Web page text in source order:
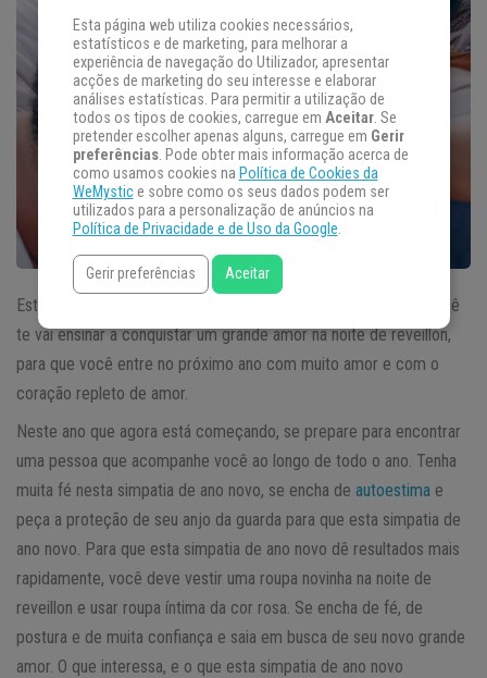
Esta
que damos a conhecer agora a você
te vai ensinar a conquistar um grande amor na noite de reveillon,
para que você entre no próximo ano com muito amor e com o
coração repleto de amor.
Neste ano que agora está começando, se prepare para encontrar
uma pessoa que acompanhe você ao longo de todo o ano. Tenha
muita fé nesta simpatia de ano novo, se encha de autoestima e
peça a proteção de seu anjo da guarda para que esta simpatia de
ano novo. Para que esta simpatia de ano novo dê resultados mais
rapidamente, você deve vestir uma roupa novinha na noite de
reveillon e usar roupa íntima da cor rosa. Se encha de fé, de
postura e de muita confiança e saia em busca de seu novo grande
amor. O que interessa, e o que esta simpatia de ano novo
Esta página web utiliza cookies necessários,
estatísticos e de marketing, para melhorar a
experiência de navegação do Utilizador, apresentar
acções de marketing do seu interesse e elaborar
análises estatísticas. Para permitir a utilização de
todos os tipos de cookies, carregue em Aceitar. Se
pretender escolher apenas alguns, carregue em Gerir
preferências. Pode obter mais informação acerca de
como usamos cookies na Política de Cookies da
WeMystice sobre como os seus dados podem ser
utilizados para a personalização de anúncios na
Política de Privacidade e de Uso da Google.
Gerir preferências Aceitar